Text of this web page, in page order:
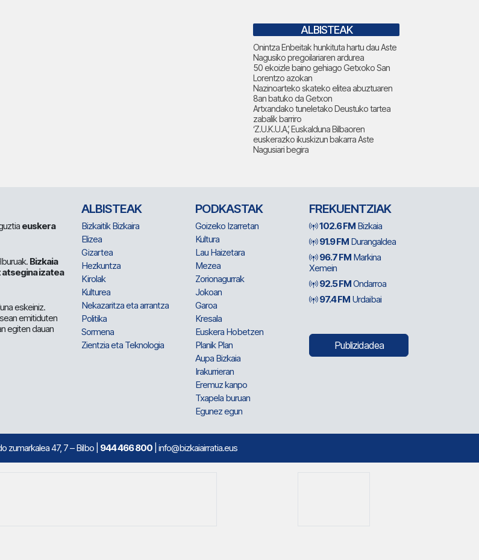
ALBISTEAK
Onintza Enbeitak hunkituta hartu dau Aste
Nagusiko pregoilariaren ardurea
50 ekoizle baino gehiago Getxoko San
Lorentzo azokan
Nazinoarteko skateko elitea abuztuaren
8an batuko da Getxon
Artxandako tuneletako Deustuko tartea
zabalik barriro
‘Z.U.K.U.A.’, Euskalduna Bilbaoren
euskerazko ikuskizun bakarra Aste
Nagusiari begira
euskera
Bizkaia
izatea
eskeiniz.
emitiduten
egiten dauan
ALBISTEAK
Bizkaitik Bizkaira
Elizea
Gizartea
Hezkuntza
Kirolak
Kulturea
Nekazaritza eta arrantza
Politika
Sormena
Zientzia eta Teknologia
PODKASTAK
Goizeko Izarretan
Kultura
Lau Haizetara
Mezea
Zorionagurrak
Jokoan
Garoa
Kresala
Euskera Hobetzen
Planik Plan
Aupa Bizkaia
Irakurrieran
Eremuz kanpo
Txapela buruan
Egunez egun
FREKUENTZIAK
102.6 FM Bizkaia
91.9 FM Durangaldea
96.7 FM Markina
Xemein
92.5 FMOndarroa
97.4 FM Urdaibai
Publizidadea
zumarkalea 47, 7 – Bilbo | 944 466 800 | info@bizkaiairratia.eus